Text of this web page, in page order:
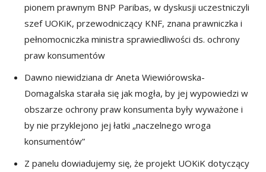
pionem prawnym BNP Paribas, w dyskusji uczestniczyli
szef UOKiK, przewodniczący KNF, znana prawniczka i
pełnomocniczka ministra sprawiedliwości ds. ochrony
praw konsumentów
Dawno niewidziana dr Aneta Wiewiórowska-
Domagalska starała się jak mogła, by jej wypowiedzi w
obszarze ochrony praw konsumenta były wyważone i
by nie przyklejono jej łatki „naczelnego wroga
konsumentów”
Z panelu dowiadujemy się, że projekt UOKiK dotyczący